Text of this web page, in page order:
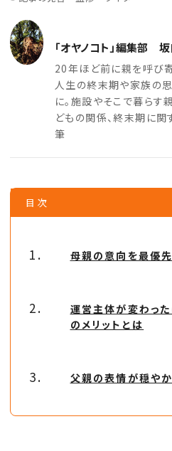
「オヤノコト」編集部
20年ほど前に親を呼び
人生の終末期や家族の
に。施設やそこで暮らす
どもの関係、終末期に
筆
目次
母親の意向を最優
運営主体が変わった
のメリットとは
父親の表情が穏や